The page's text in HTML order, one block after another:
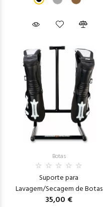
Botas
Suporte para
Lavagem/Secagem de Botas
35,00 €